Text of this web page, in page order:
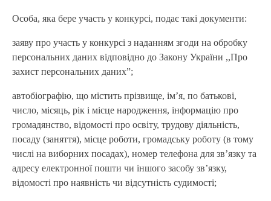
Особа, яка бере участь у конкурсі, подає такі документи:
заяву про участь у конкурсі з наданням згоди на обробку
персональних даних відповідно до Закону України ,,Про
захист персональних даних”;
автобіографію, що містить прізвище, ім’я, по батькові,
число, місяць, рік і місце народження, інформацію про
громадянство, відомості про освіту, трудову діяльність,
посаду (заняття), місце роботи, громадську роботу (в тому
числі на виборних посадах), номер телефона для зв’язку та
адресу електронної пошти чи іншого засобу зв’язку,
відомості про наявність чи відсутність судимості;